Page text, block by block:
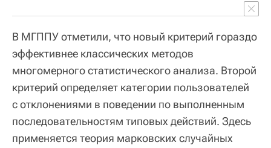
В МГППУ отметили, что новый критерий гораздо
эффективнее классических методов
многомерного статистического анализа. Второй
критерий определяет категории пользователей
с отклонениями в поведении по выполненным
последовательностям типовых действий. Здесь
применяется теория марковских случайных